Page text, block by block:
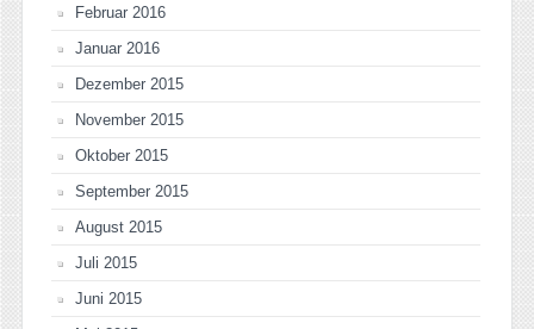
Februar 2016
Januar 2016
Dezember 2015
November 2015
Oktober 2015
September 2015
August 2015
Juli 2015
Juni 2015